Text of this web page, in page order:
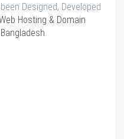
Designed, Developed
Hosting & Domain